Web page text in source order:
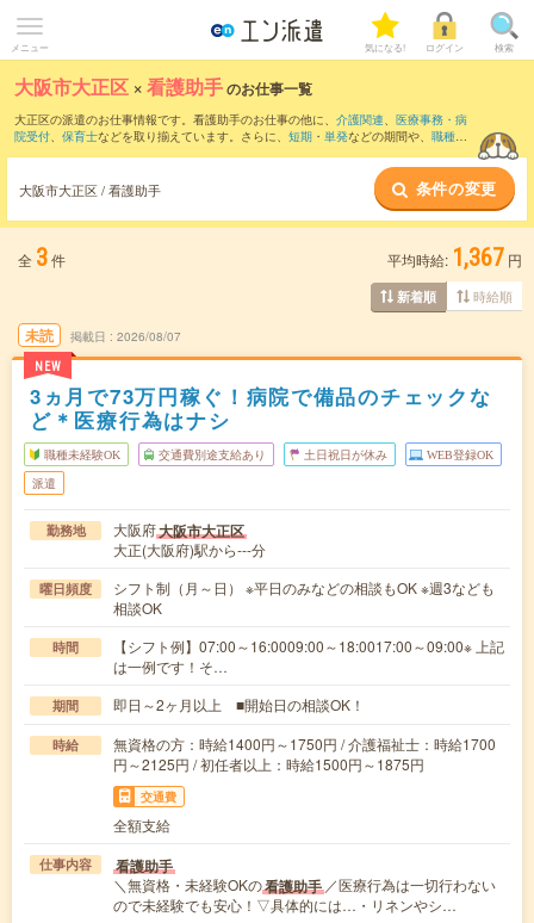
メニュー 気になる! ログイン 検索
大阪市大正区 ×看護助手のお仕事一覧
大正区の派遣のお仕事情報です。看護助手のお仕事の他に、 介護関連、 医療事務・病
院受付、 保育士などを取り揃えています。さらに、 短期 ・ 単発などの期間や、 職種未
大阪市大正区 / 看護助手 条件の変更
全 3件 平均時給: 1,367 円
新着順 時給順
未読
NEW
掲載日 2026/08/07
3ヵ月で73万円稼ぐ！病院で備品のチェックな
ど＊医療行為はナシ
職種未経験OK 交通費別途支給あり 土日祝日が休み WEB登録OK
派遣
勤務地 大阪府大阪市大正区
大正(大阪府)駅から---分
曜日頻度
シフト制（月～日） ※平日のみなどの相談もOK ※週3なども
相談OK
時間
【シフト例】07:00～16:0009:00～18:0017:00～09:00※ 上記
は一例です！そ…
期間 即日～2ヶ月以上 ■開始日の相談OK！
時給
無資格の方：時給1400円～1750円 / 介護福祉士：時給1700
円～2125円 / 初任者以上：時給1500円～1875円
交通費
全額支給
仕事内容 看護助手
＼無資格・未経験OKの看護助手 ／医療行為は一切行わない
ので未経験でも安心！▽具体的には…・リネンやシ…